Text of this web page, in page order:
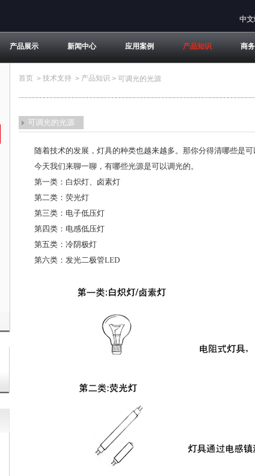
中
产品展示 新闻中心 应用案例 产品知识 商
首页 > 技术支持 > 产品知识 > 可调光的光源
可调光的光源
随着技术的发展，灯具的种类也越来越多。那你分得清哪些是可
今天我们来聊一聊，有哪些光源是可以调光的。
第一类：白炽灯、卤素灯
第二类：荧光灯
第三类：电子低压灯
第四类：电感低压灯
第五类：冷阴极灯
第六类：发光二极管LED